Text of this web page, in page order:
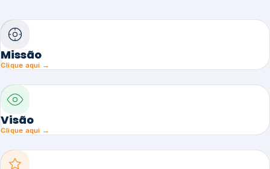
Missão
Clique aqui →
Visão
Clique aqui →